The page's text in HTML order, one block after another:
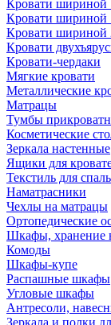
Кровати шириной
Кровати шириной
Кровати шириной
Кровати
Кровати-чердаки
Мягкие кровати
Металлические
Матрацы
Тумбы
Косметические
Зеркала настенные
Ящики для
Текстиль для
Наматрасники
Чехлы на матрацы
Ортопедические
Шкафы, хранение
Комоды
Шкафы-купе
Распашные шкафы
Угловые шкафы
Антресоли,
Зеркала и полки